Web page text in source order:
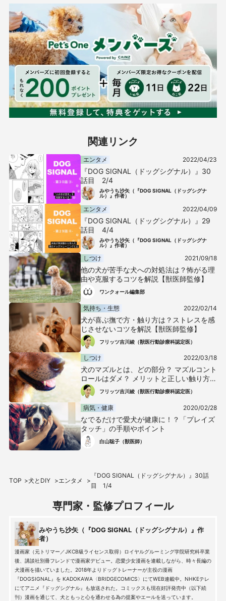
関連リンク
エンタメ 2022/04/23
『DOG SIGNAL（ドッグシグナル）』30
話目 2/4
みやうち沙矢（『DOG SIGNAL（ドッグシグナ
ル）』作者）
エンタメ 2022/04/09
『DOG SIGNAL（ドッグシグナル）』29
話目 4/4
みやうち沙矢（『DOG SIGNAL（ドッグシグナ
ル）』作者）
しつけ 2021/09/18
他の犬が苦手な犬への対処法は？怖がる理
由や克服するコツを解説【獣医師監修】
ワンクォール編集部
気持ち・生態 2022/02/14
犬が喜ぶ撫で方・触り方は？ストレスを感
じさせないコツを解説【獣医師監修】
フリッツ吉川綾（獣医行動診療科認定医）
しつけ 2022/03/18
犬のマズルとは、どの部分？ マズルコント
ロールはダメ？ メリットと正しい触り方、
注意点を解説【獣医師監修】
フリッツ吉川綾（獣医行動診療科認定医）
病気・健康 2020/02/28
なでるだけで愛犬が健康に！？「プレイズ
タッチ」の手順やポイント
白山聡子（獣医師）
TOP 犬とDIY エンタメ
『DOG SIGNAL（ドッグシグナル）』30話
目 1/4
専門家・監修プロフィール
みやうち沙矢（『DOG SIGNAL（ドッグシグナル）』作
者）
漫画家（元トリマー／JKCB級ライセンス取得）ロイヤルグルーミング学院研究科卒業
後、講談社別冊フレンドで漫画家デビュー。恋愛少女漫画を連載しながら、時々長編の
犬漫画を描いていました。2018年よりドッグトレーナーが主役の漫画
『DOGSIGNAL』を KADOKAWA〈BRIDGECOMICS〉にてWEB連載中。NHKEテレ
にてアニメ『ドッグシグナル』も放送された。コミックスも現在好評発売中（以下続
刊）漫画を通じて、犬ともっと心を通わせる為の提案やエールを送っています。